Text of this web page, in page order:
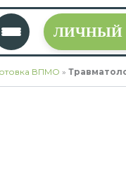
ЛИЧНЫЙ
ВПМО »